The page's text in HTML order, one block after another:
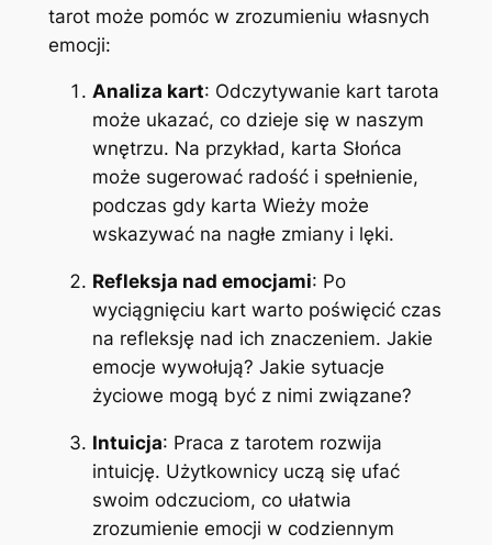
tarot może pomóc w zrozumieniu własnych
emocji:
Analiza kart: Odczytywanie kart tarota
może ukazać, co dzieje się w naszym
wnętrzu. Na przykład, karta Słońca
może sugerować radość i spełnienie,
podczas gdy karta Wieży może
wskazywać na nagłe zmiany i lęki.
Refleksja nad emocjami: Po
wyciągnięciu kart warto poświęcić czas
na refleksję nad ich znaczeniem. Jakie
emocje wywołują? Jakie sytuacje
życiowe mogą być z nimi związane?
Intuicja: Praca z tarotem rozwija
intuicję. Użytkownicy uczą się ufać
swoim odczuciom, co ułatwia
zrozumienie emocji w codziennym